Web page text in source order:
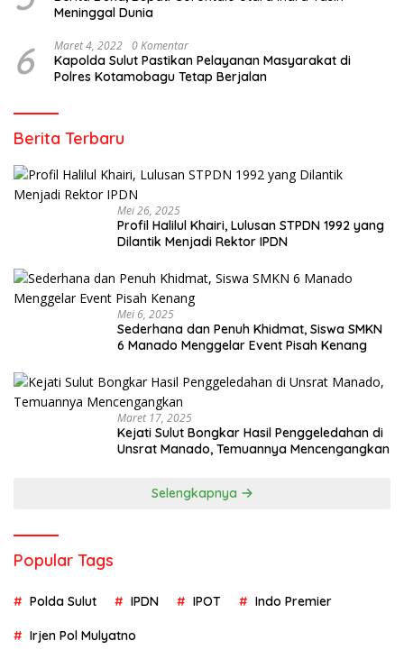
Meninggal Dunia
6 Maret 4, 2022 0 Komentar
Kapolda Sulut Pastikan Pelayanan Masyarakat di
Polres Kotamobagu Tetap Berjalan
Berita Terbaru
Mei 26, 2025
Profil Halilul Khairi, Lulusan STPDN 1992 yang
Dilantik Menjadi Rektor IPDN
Mei 6, 2025
Sederhana dan Penuh Khidmat, Siswa SMKN
6 Manado Menggelar Event Pisah Kenang
Maret 17, 2025
Kejati Sulut Bongkar Hasil Penggeledahan di
Unsrat Manado, Temuannya Mencengangkan
Selengkapnya
Popular Tags
Polda Sulut IPDN IPOT Indo Premier
Irjen Pol Mulyatno